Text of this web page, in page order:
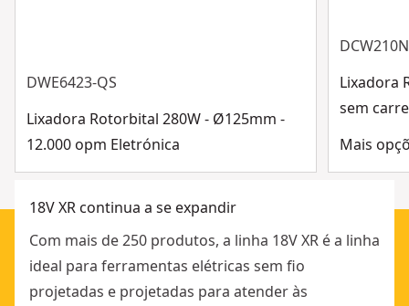
y fácil durante el uso", "DISEÑO COMPACTO Y LIGERO :
La mejor ergonomía de su clase", "EXTRACCIÓN DE
mantiene la línea de visión", "BLOQUEO DE LA
PROFUNDIDAD CON UN SOLO TOQUE : Permite
ajustar rápidamente la profundidad sin perder la
posición", "CENTRADO DEL BUJE GUÍA : Garantiza la
Aumenta la visibilidad alrededor de la fresa durante la
operación para una mayor precisión"]
DWE6423-QS
Lixadora Rotorbital 280W - Ø125mm -
12.000 opm Eletrónica
Lixadora
sem
Mais
18V XR continua a se expandir
Com mais de 250 produtos, a linha 18V XR é a linha
ideal para ferramentas elétricas sem fio
projetadas e projetadas para atender às